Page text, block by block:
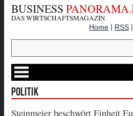
BUSINESS
DAS WIRTSCHAFTSMAGAZIN
Home | RSS |
Politik
Steinmeier beschwört Einheit